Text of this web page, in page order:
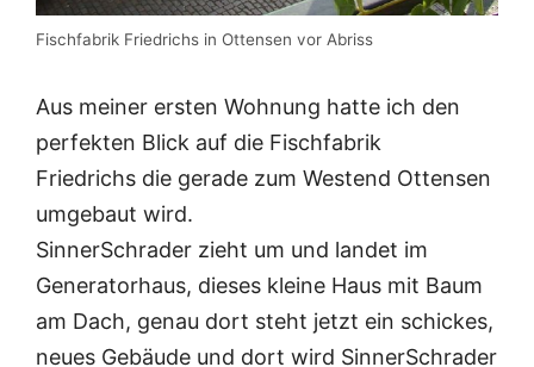
Fischfabrik Friedrichs in Ottensen vor Abriss
Aus meiner ersten Wohnung hatte ich den
perfekten Blick auf die Fischfabrik
Friedrichs die gerade zum Westend Ottensen
umgebaut wird.
SinnerSchrader zieht um und landet im
Generatorhaus, dieses kleine Haus mit Baum
am Dach, genau dort steht jetzt ein schickes,
neues Gebäude und dort wird SinnerSchrader